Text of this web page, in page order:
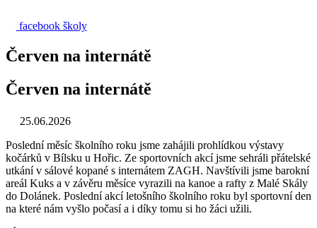
facebook školy
Červen na internátě
Červen na internátě
25.06.2026
Poslední měsíc školního roku jsme zahájili prohlídkou výstavy
kočárků v Bílsku u Hořic. Ze sportovních akcí jsme sehráli přátelské
utkání v sálové kopané s internátem ZAGH. Navštívili jsme barokní
areál Kuks a v závěru měsíce vyrazili na kanoe a rafty z Malé Skály
do Dolánek. Poslední akcí letošního školního roku byl sportovní den
na které nám vyšlo počasí a i díky tomu si ho žáci užili.